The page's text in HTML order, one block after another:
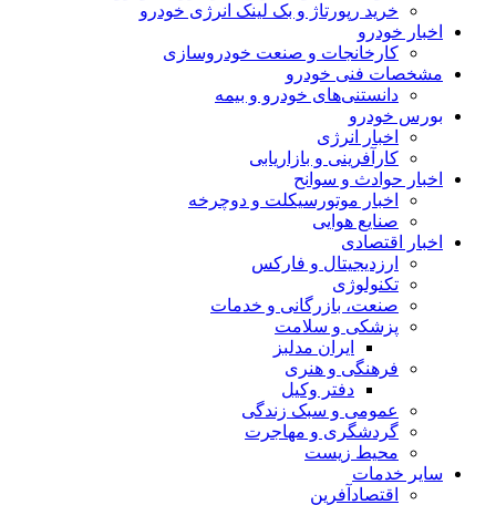
خرید رپورتاژ و بک لینک انرژی خودرو
اخبار خودرو
کارخانجات و صنعت خودروسازی
مشخصات فنی خودرو
دانستنی‌های خودرو و بیمه
بورس خودرو
اخبار انرژی
کارآفرینی و بازاریابی
اخبار حوادث و سوانح
اخبار موتورسیکلت و دوچرخه
صنایع هوایی
اخبار اقتصادی
ارزدیجیتال و فارکس
تکنولوژی
صنعت، بازرگانی و خدمات
پزشکی و سلامت
ایران مدلبز
فرهنگی و هنری
دفتر وکیل
عمومی و سبک زندگی
گردشگری و مهاجرت
محیط زیست
سایر خدمات
اقتصادآفرین